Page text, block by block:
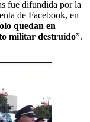
fue difundida por la
de Facebook, en
quedan en
militar destruido”.